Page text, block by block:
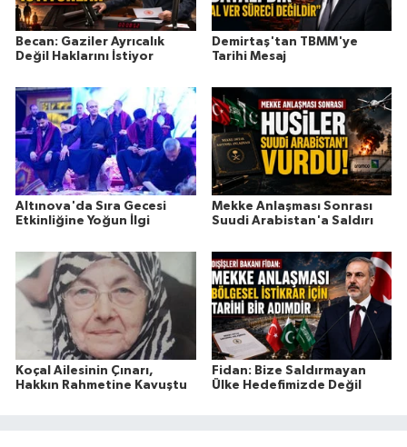
Becan: Gaziler Ayrıcalık
Değil Haklarını İstiyor
Demirtaş'tan TBMM'ye
Tarihi Mesaj
Altınova'da Sıra Gecesi
Etkinliğine Yoğun İlgi
Mekke Anlaşması Sonrası
Suudi Arabistan'a Saldırı
Koçal Ailesinin Çınarı,
Hakkın Rahmetine Kavuştu
Fidan: Bize Saldırmayan
Ülke Hedefimizde Değil